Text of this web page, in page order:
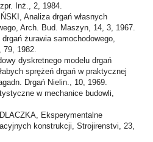
Inż., 2, 1984.
Analiza drgań własnych
Arch. Bud. Maszyn, 14, 3, 1967.
żurawia samochodowego,
1982.
dyskretnego modelu drgań
sprężeń drgań w praktycznej
Drgań Nielin., 10, 1969.
w mechanice budowli,
Eksperymentalne
konstrukcji, Strojirenstvi, 23,